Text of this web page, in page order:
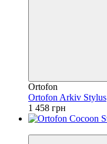
Ortofon
Ortofon Arkiv Stylus
1 458 грн